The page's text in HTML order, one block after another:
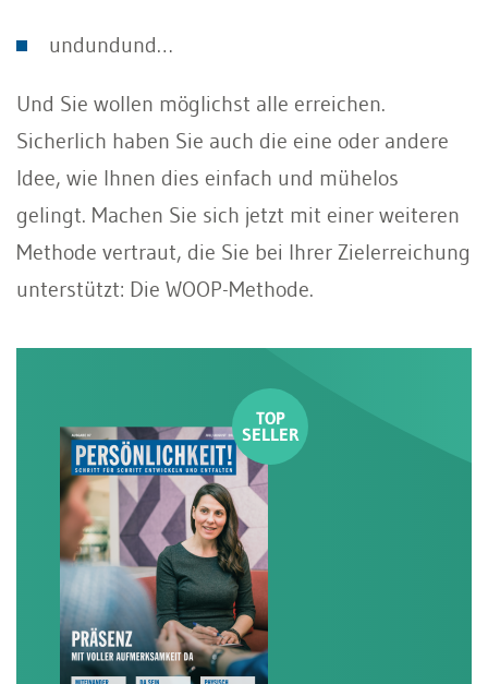
undundund…
Und Sie wollen möglichst alle erreichen.
Sicherlich haben Sie auch die eine oder andere
Idee, wie Ihnen dies einfach und mühelos
gelingt. Machen Sie sich jetzt mit einer weiteren
Methode vertraut, die Sie bei Ihrer Zielerreichung
unterstützt: Die WOOP-Methode.